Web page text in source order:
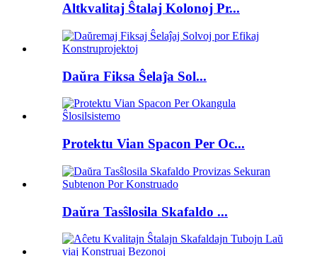
Altkvalitaj Ŝtalaj Kolonoj Pr...
Daŭra Fiksa Ŝelaĵa Sol...
Protektu Vian Spacon Per Oc...
Daŭra Tasŝlosila Skafaldo ...